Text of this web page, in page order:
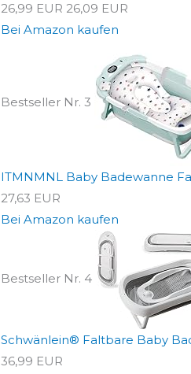
26,99 EUR 26,09 EUR
Bei Amazon kaufen
Bestseller Nr. 3
ITMNMNL Baby Badewanne
27,63 EUR
Bei Amazon kaufen
Bestseller Nr. 4
Schwänlein® Faltbare Baby
36,99 EUR